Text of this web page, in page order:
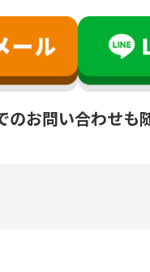
のお問い合わせも